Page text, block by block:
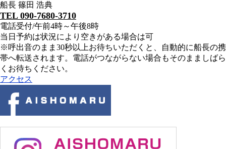
船長 篠田 浩典
TEL 090-7680-3710
電話受付/午前4時～午後8時
当日予約は状況により空きがある場合は可
※呼出音のまま30秒以上お待ちいただくと、自動的に船長の携
帯へ転送されます。電話がつながらない場合もそのまましばら
くお待ちください。
アクセス